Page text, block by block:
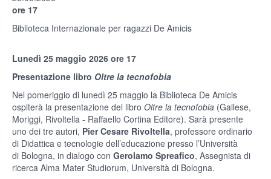
ore 17
Biblioteca Internazionale per ragazzi De Amicis
Lunedì 25 maggio 2026 ore 17
Presentazione libro Oltre la tecnofobia
Nel pomeriggio di lunedì 25 maggio la Biblioteca De Amicis
ospiterà la presentazione del libro Oltre la tecnofobia (Gallese,
Moriggi, Rivoltella - Raffaello Cortina Editore). Sarà presente
uno dei tre autori, Pier Cesare Rivoltella, professore ordinario
di Didattica e tecnologie dell’educazione presso l’Università
di Bologna, in dialogo con Gerolamo Spreafico, Assegnista di
ricerca Alma Mater Studiorum, Università di Bologna.